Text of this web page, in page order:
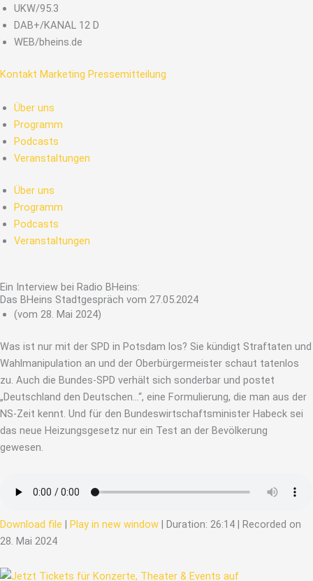
Zum
Inhalt
springen
UKW/95.3
DAB+/KANAL 12 D
WEB/bheins.de
Kontakt Marketing Pressemitteilung
Über uns
Programm
Podcasts
Veranstaltungen
Über uns
Programm
Podcasts
Veranstaltungen
Ein Interview bei Radio BHeins:
Das BHeins Stadtgespräch vom 27.05.2024
(vom 28. Mai 2024)
Was ist nur mit der SPD in Potsdam los? Sie kündigt Straftaten und
Wahlmanipulation an und der Oberbürgermeister schaut tatenlos
zu. Auch die Bundes-SPD verhält sich sonderbar und postet
„Deutschland den Deutschen…“, eine Formulierung, die man aus der
NS-Zeit kennt. Und für den Bundeswirtschaftsminister Habeck sei
das neue Heizungsgesetz nur ein Test an der Bevölkerung
gewesen.
Download file | Play in new window | Duration: 26:14 | Recorded on
28. Mai 2024